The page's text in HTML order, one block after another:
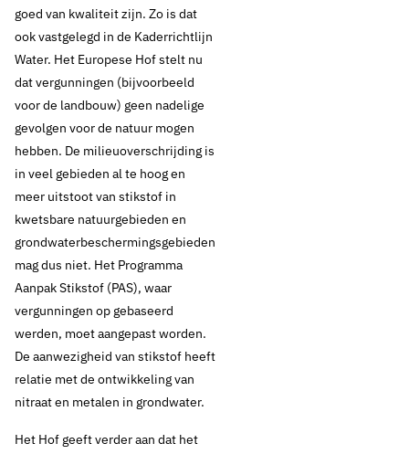
goed van kwaliteit zijn. Zo is dat
ook vastgelegd in de Kaderrichtlijn
Water. Het Europese Hof stelt nu
dat vergunningen (bijvoorbeeld
voor de landbouw) geen nadelige
gevolgen voor de natuur mogen
hebben. De milieuoverschrijding is
in veel gebieden al te hoog en
meer uitstoot van stikstof in
kwetsbare natuurgebieden en
grondwaterbeschermingsgebieden
mag dus niet. Het Programma
Aanpak Stikstof (PAS), waar
vergunningen op gebaseerd
werden, moet aangepast worden.
De aanwezigheid van stikstof heeft
relatie met de ontwikkeling van
nitraat en metalen in grondwater.
Het Hof geeft verder aan dat het